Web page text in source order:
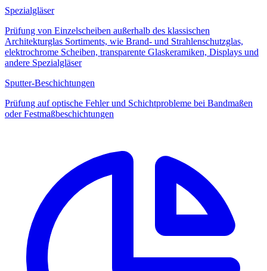
Spezialgläser
Prüfung von Einzelscheiben außerhalb des klassischen
Architekturglas Sortiments, wie Brand- und Strahlenschutzglas,
elektrochrome Scheiben, transparente Glaskeramiken, Displays und
andere Spezialgläser
Sputter-Beschichtungen
Prüfung auf optische Fehler und Schichtprobleme bei Bandmaßen
oder Festmaßbeschichtungen